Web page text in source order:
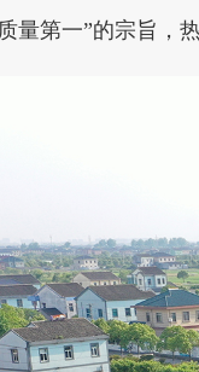
量第一”的宗旨，